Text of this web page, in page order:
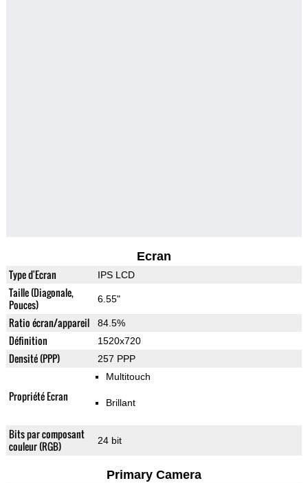
Ecran
Type d'Ecran IPS LCD
Taille (Diagonale,
Pouces)
6.55"
Ratio écran/appareil 84.5%
Définition 1520x720
Densité (PPP) 257 PPP
Propriété Ecran
Multitouch
Brillant
Bits par composant
couleur (RGB)
24 bit
Primary Camera